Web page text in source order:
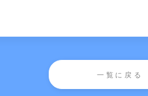
一覧に戻る